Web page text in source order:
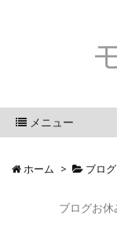
メニュー
ホーム > ブログ
ブログお